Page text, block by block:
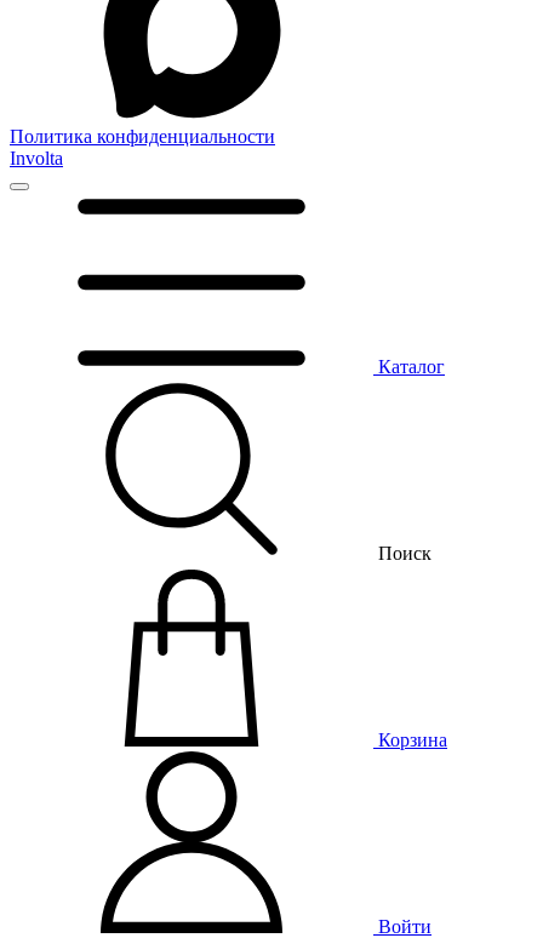
Политика конфиденциальности
Involta
Каталог
Поиск
Корзина
Войти